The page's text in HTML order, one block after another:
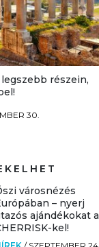
részein,
30.
városnézés
– nyerj
ajándékokat a
kel!